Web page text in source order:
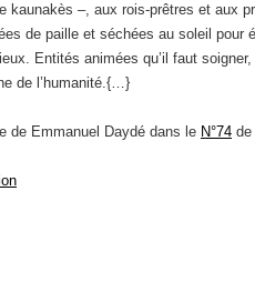
kaunakès –, aux rois-prêtres et aux
de paille et séchées au soleil pour
Entités animées qu’il faut
de l’humanité.{…}
de Emmanuel Daydé dans le N°74 de